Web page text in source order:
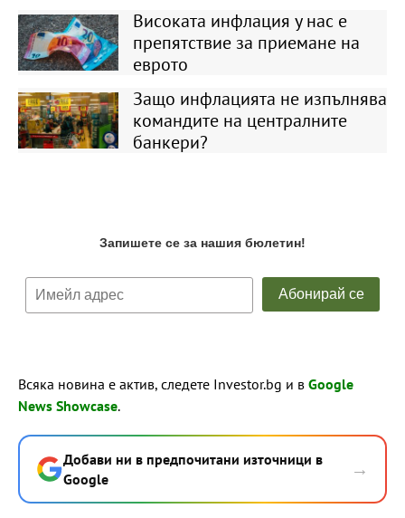
Високата инфлация у нас е
препятствие за приемане на
еврото
Защо инфлацията не изпълнява
командите на централните
банкери?
Всяка новина е актив, следете Investor.bg и в Google
News Showcase.
Добави ни в предпочитани източници в
Google
→